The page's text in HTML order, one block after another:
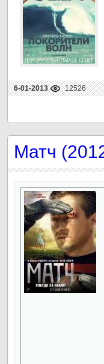
6-01-2013 12526
Матч